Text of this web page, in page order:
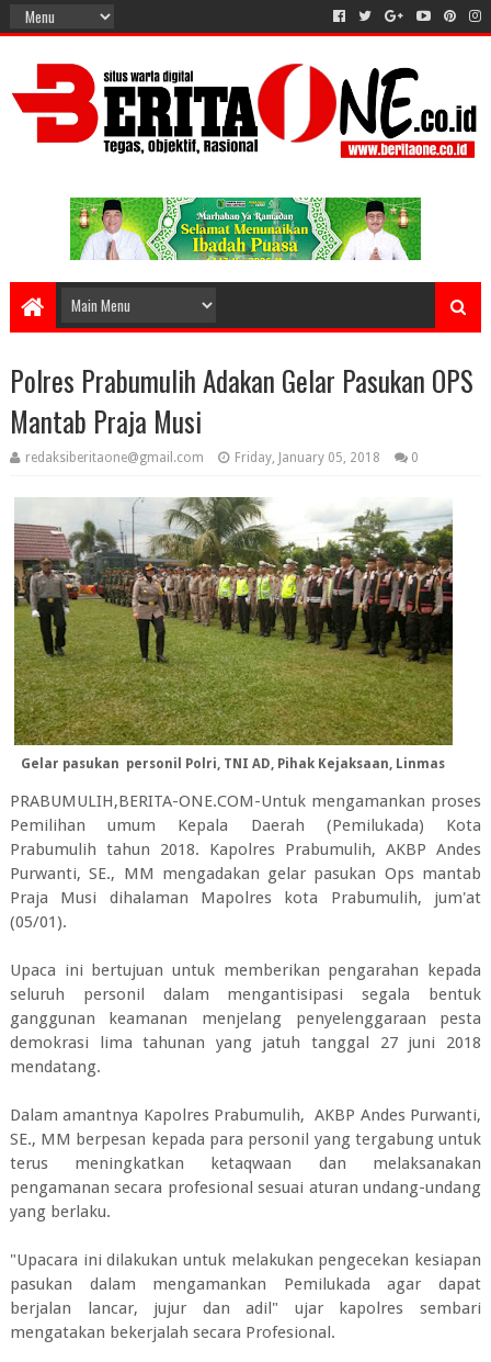
Polres Prabumulih Adakan Gelar Pasukan OPS
Mantab Praja Musi
redaksiberitaone@gmail.com Friday, January 05, 2018 0
Gelar pasukan personil Polri, TNI AD, Pihak Kejaksaan, Linmas
PRABUMULIH,BERITA-ONE.COM-Untuk mengamankan proses
Pemilihan umum Kepala Daerah (Pemilukada) Kota
Prabumulih tahun 2018. Kapolres Prabumulih, AKBP Andes
Purwanti, SE., MM mengadakan gelar pasukan Ops mantab
Praja Musi dihalaman Mapolres kota Prabumulih, jum'at
(05/01).
Upaca ini bertujuan untuk memberikan pengarahan kepada
seluruh personil dalam mengantisipasi segala bentuk
ganggunan keamanan menjelang penyelenggaraan pesta
demokrasi lima tahunan yang jatuh tanggal 27 juni 2018
mendatang.
Dalam amantnya Kapolres Prabumulih, AKBP Andes Purwanti,
SE., MM berpesan kepada para personil yang tergabung untuk
terus meningkatkan ketaqwaan dan melaksanakan
pengamanan secara profesional sesuai aturan undang-undang
yang berlaku.
"Upacara ini dilakukan untuk melakukan pengecekan kesiapan
pasukan dalam mengamankan Pemilukada agar dapat
berjalan lancar, jujur dan adil" ujar kapolres sembari
mengatakan bekerjalah secara Profesional.